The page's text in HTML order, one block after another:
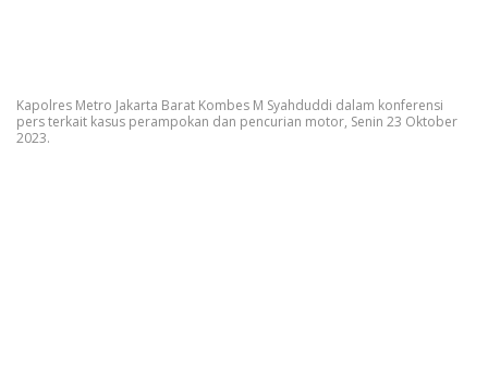
Kapolres Metro Jakarta Barat Kombes M Syahduddi dalam konferensi
pers terkait kasus perampokan dan pencurian motor, Senin 23 Oktober
2023.